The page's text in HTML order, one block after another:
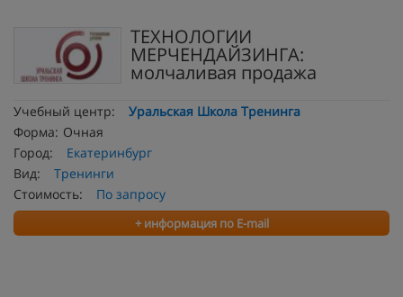
ТЕХНОЛОГИИ
МЕРЧЕНДАЙЗИНГА:
молчаливая продажа
Учебный центр:
Уральская Школа Тренинга
Форма: Очная
Город:
Екатеринбург
Вид:
Тренинги
Стоимость:
По запросу
+ информация по E-mail